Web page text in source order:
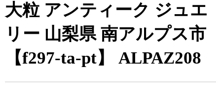
大粒 アンティーク ジュエ
リー 山梨県 南アルプス市
【f297-ta-pt】 ALPAZ208